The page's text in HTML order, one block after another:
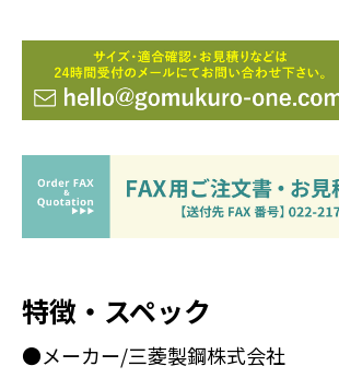
特徴・スペック
●メーカー/三菱製鋼株式会社